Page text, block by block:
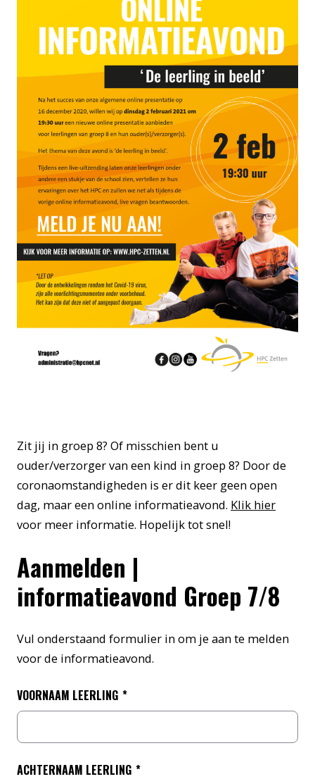
Zit jij in groep 8? Of misschien bent u
ouder/verzorger van een kind in groep 8? Door de
coronaomstandigheden is er dit keer geen open
dag, maar een online informatieavond. Klik hier
voor meer informatie. Hopelijk tot snel!
Aanmelden |
informatieavond Groep 7/8
Vul onderstaand formulier in om je aan te melden
voor de informatieavond.
VOORNAAM LEERLING *
ACHTERNAAM LEERLING *